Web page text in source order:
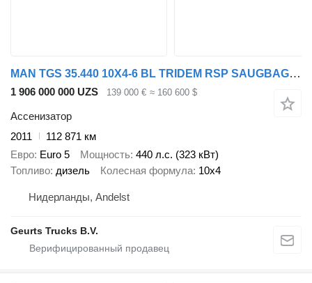
MAN TGS 35.440 10X4-6 BL TRIDEM RSP SAUGBAGGER/SUCTIONEXAVATOR/GROND
1 906 000 000 UZS 139 000 € ≈ 160 600 $
Ассенизатор
2011
112 871 км
Евро Euro 5 Мощность 440 л.с. (323 кВт)
Топливо дизель Колесная формула 10x4
Нидерланды, Andelst
Geurts Trucks B.V.